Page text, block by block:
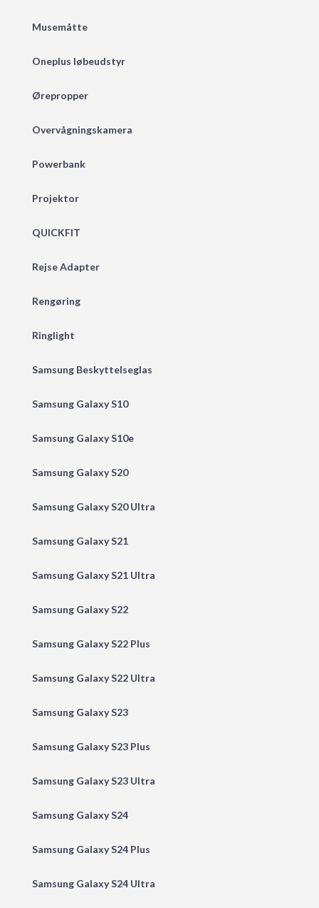
Musemåtte
Oneplus løbeudstyr
Ørepropper
Overvågningskamera
Powerbank
Projektor
QUICKFIT
Rejse Adapter
Rengøring
Ringlight
Samsung Beskyttelseglas
Samsung Galaxy S10
Samsung Galaxy S10e
Samsung Galaxy S20
Samsung Galaxy S20 Ultra
Samsung Galaxy S21
Samsung Galaxy S21 Ultra
Samsung Galaxy S22
Samsung Galaxy S22 Plus
Samsung Galaxy S22 Ultra
Samsung Galaxy S23
Samsung Galaxy S23 Plus
Samsung Galaxy S23 Ultra
Samsung Galaxy S24
Samsung Galaxy S24 Plus
Samsung Galaxy S24 Ultra